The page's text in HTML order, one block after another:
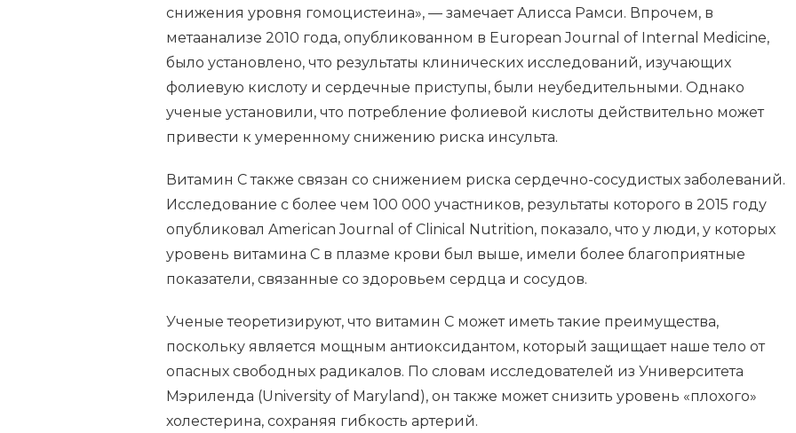
снижения уровня гомоцистеина», — замечает Алисса Рамси. Впрочем, в
метаанализе 2010 года, опубликованном в European Journal of Internal Medicine,
было установлено, что результаты клинических исследований, изучающих
фолиевую кислоту и сердечные приступы, были неубедительными. Однако
ученые установили, что потребление фолиевой кислоты действительно может
привести к умеренному снижению риска инсульта.
Витамин С также связан со снижением риска сердечно-сосудистых заболеваний.
Исследование с более чем 100 000 участников, результаты которого в 2015 году
опубликовал American Journal of Clinical Nutrition, показало, что у люди, у которых
уровень витамина С в плазме крови был выше, имели более благоприятные
показатели, связанные со здоровьем сердца и сосудов.
Ученые теоретизируют, что витамин С может иметь такие преимущества,
поскольку является мощным антиоксидантом, который защищает наше тело от
опасных свободных радикалов. По словам исследователей из Университета
Мэриленда (University of Maryland), он также может снизить уровень «плохого»
холестерина, сохраняя гибкость артерий.